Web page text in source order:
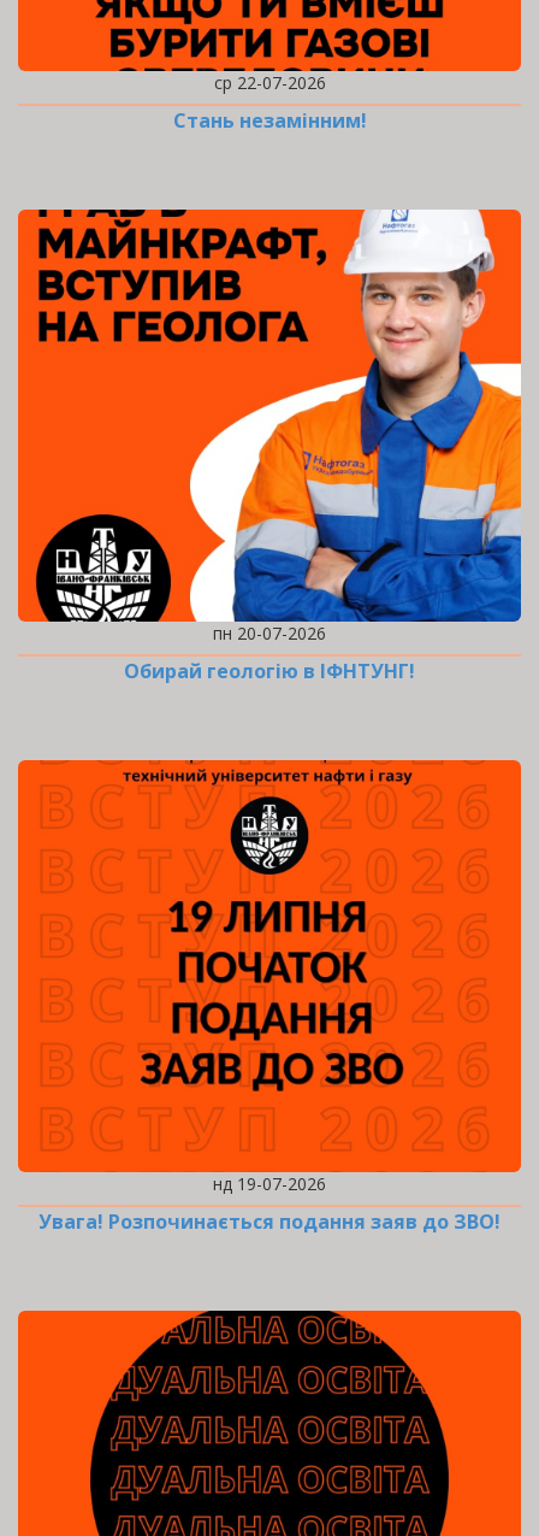
ср 22-07-2026
Стань незамінним!
пн 20-07-2026
Обирай геологію в ІФНТУНГ!
нд 19-07-2026
Увага! Розпочинається подання заяв до ЗВО!